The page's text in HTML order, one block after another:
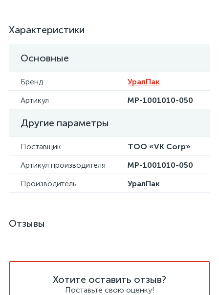
Характеристики
Основные
Бренд
УралПак
Артикул
МР-1001010-050
Другие параметры
Поставщик
ТОО «VK Corp»
Артикул производителя
МР-1001010-050
Производитель
УралПак
Отзывы
Хотите оставить отзыв?
Поставьте свою оценку!